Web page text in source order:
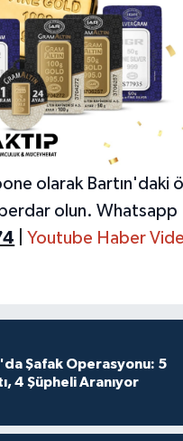
olarak Bartın'daki
olun. Whatsapp
|Youtube Haber
Şafak Operasyonu: 5
4 Şüpheli Aranıyor